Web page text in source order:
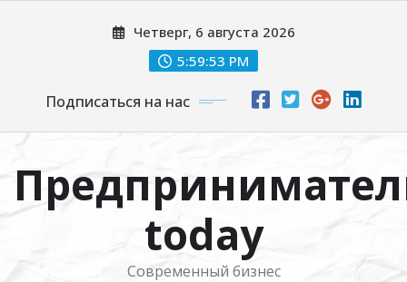
Четверг, 6 августа 2026
5:59:54 PM
Подписаться на нас
today
Современный бизнес